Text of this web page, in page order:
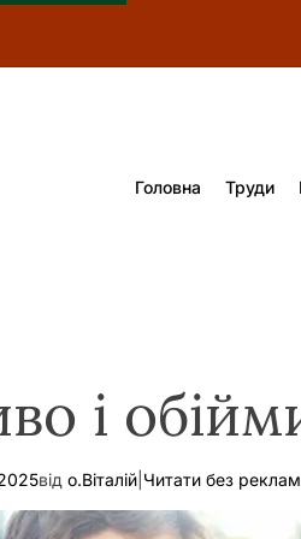
Головна Труди
і
від о.Віталій Читати без